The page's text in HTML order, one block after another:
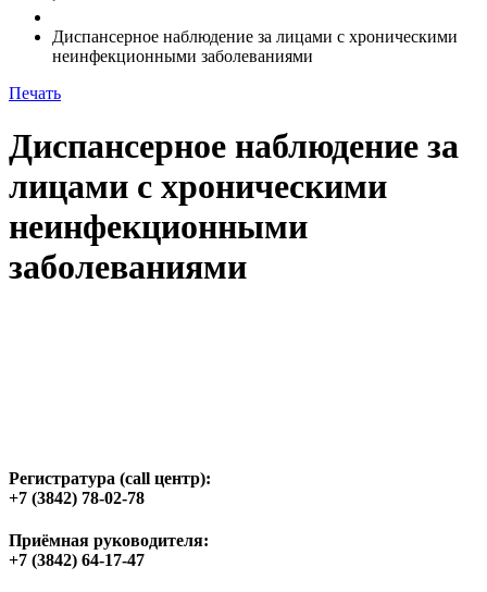
Диспансерное наблюдение за лицами с хроническими
неинфекционными заболеваниями
Печать
Диспансерное наблюдение за
лицами с хроническими
неинфекционными
заболеваниями
Регистратура (call центр):
+7 (3842) 78-02-78
Приёмная руководителя:
+7 (3842) 64-17-47